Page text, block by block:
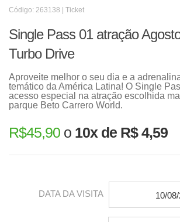
Código: 263138 | Ticket
Single Pass 01 atração
Turbo Drive
Aproveite melhor o seu dia e a
temático da América Latina! O Single
acesso especial na atração escolhida
parque Beto Carrero World.
R$45,90 o 10x de R$ 4,59
DATA DA VISITA 10/